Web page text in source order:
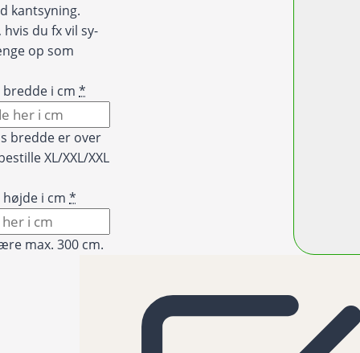
kantsyning.
du fx vil sy-
op som
i cm *
bredde er over
XL/XXL/XXL
i cm *
max. 300 cm.